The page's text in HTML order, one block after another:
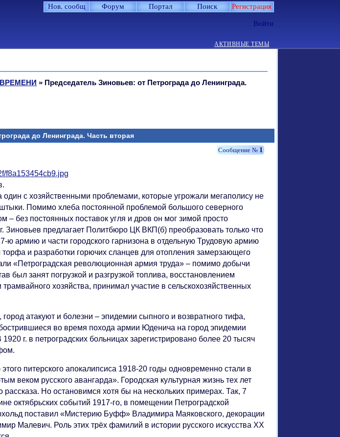
Нов. сообщ Форум Портал Поиск Регистрация
Войти
АКТИВНЫЕ ТЕМЫ
» Председатель Зиновьев: от Петрограда до Ленинграда.
до Ленинграда. Часть вторая
1
один с хозяйственными проблемами, которые угрожали мегаполису не
Помимо хлеба постоянной проблемой большого северного
– без постоянных поставок угля и дров он мог зимой просто
Зиновьев предлагает Политбюро ЦК ВКП(б) преобразовать только что
ю армию и части городского гарнизона в отдельную Трудовую армию
и разработки горючих сланцев для отопления замерзающего
«Петроградская революционная армия труда» – помимо добычи
был занят погрузкой и разгрузкой топлива, восстановлением
хозяйства, принимал участие в сельскохозяйственных
атакуют и болезни – эпидемии сыпного и возвратного тифа,
во время похода армии Юденича на город эпидемии
г. в петроградских больницах зарегистрировано более 20 тысяч
питерского апокалипсиса 1918-20 годы одновременно стали в
веком русского авангарда». Городская культурная жизнь тех лет
рассказа. Но остановимся хотя бы на нескольких примерах. Так, 7
октябрьских событий 1917-го, в помещении Петроградской
поставил «Мистерию Буфф» Владимира Маяковского, декорации
Малевич. Роль этих трёх фамилий в истории русского искусства XX